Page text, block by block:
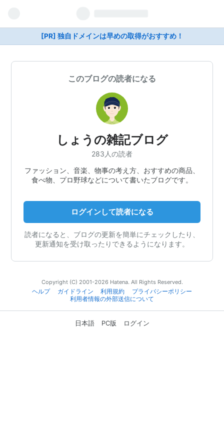
[PR] 独自ドメインは早めの取得がおすすめ！
このブログの読者になる
しょうの雑記ブログ
283人の読者
ファッション、音楽、物事の考え方、おすすめの商品、
食べ物、プロ野球などについて書いたブログです。
ログインして読者になる
読者になると、ブログの更新を簡単にチェックしたり、
更新通知を受け取ったりできるようになります。
Copyright (C) 2001-2026 Hatena. All Rights Reserved.
ヘルプ
ガイドライン 利用規約
プライバシーポリシー
利用者情報の外部送信について
日本語 PC版 ログイン